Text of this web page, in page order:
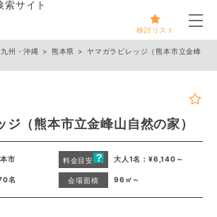
索サイト
検討リスト
メ
九州・沖縄 熊本県
ヤマガラビレッジ（熊本市立金峰
ジ（熊本市立金峰山自然の家）
市 料金目安 大人1名：¥6,140～
名 会場面積 96㎡～